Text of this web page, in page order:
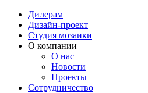
Дилерам
Дизайн-проект
Студия мозаики
О компании
О нас
Новости
Проекты
Сотрудничество